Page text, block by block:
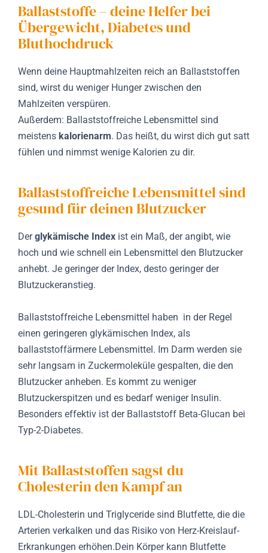
Ballaststoffe – deine Helfer bei
Übergewicht, Diabetes und
Bluthochdruck
Wenn deine Hauptmahlzeiten reich an Ballaststoffen
sind, wirst du weniger Hunger zwischen den
Mahlzeiten verspüren.
Außerdem: Ballaststoffreiche Lebensmittel sind
meistens kalorienarm. Das heißt, du wirst dich gut satt
fühlen und nimmst wenige Kalorien zu dir.
Ballaststoffreiche Lebensmittel sind
gesund für deinen Blutzucker
Derglykämische Indexist ein Maß, der angibt, wie
hoch und wie schnell ein Lebensmittel den Blutzucker
anhebt. Je geringer der Index, desto geringer der
Blutzuckeranstieg.
Ballaststoffreiche Lebensmittel haben in der Regel
einen geringeren glykämischen Index, als
ballaststoffärmere Lebensmittel. Im Darm werden sie
sehr langsam in Zuckermoleküle gespalten, die den
Blutzucker anheben. Es kommt zu weniger
Blutzuckerspitzen und es bedarf weniger Insulin.
Besonders effektiv ist der Ballaststoff Beta-Glucan bei
Typ-2-Diabetes.
Mit Ballaststoffen sagst du
Cholesterin den Kampf an
LDL-Cholesterin und Triglyceride sind Blutfette, die die
Arterien verkalken und das Risiko von Herz-Kreislauf-
Erkrankungen erhöhen.Dein Körper kann Blutfette